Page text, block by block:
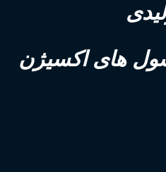
های اکسیژن